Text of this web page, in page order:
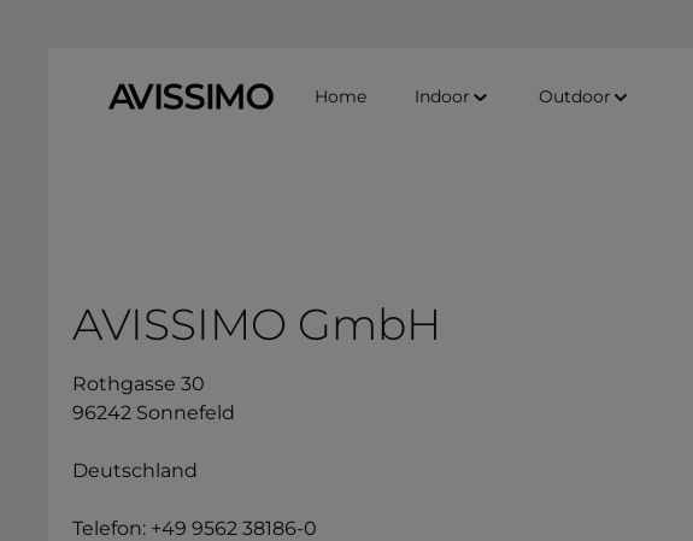
Home Indoor Outdoor
AVISSIMO GmbH
Rothgasse 30
96242 Sonnefeld
Deutschland
Telefon: +49 9562 38186-0